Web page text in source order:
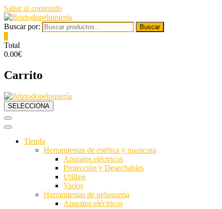
Saltar al contenido
Buscar por: Buscar
Total
0.00€
Carrito
SELECCIONA
Tienda
Herramientas de estética y manicura
Aparatos eléctricos
Protección y Desechables
Utillaje
Varios
Herramientas de peluquería
Aparatos eléctricos